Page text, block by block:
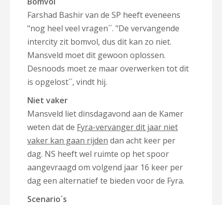
Farshad Bashir van de SP heeft eveneens
"nog heel veel vragen´´. "De vervangende
intercity zit bomvol, dus dit kan zo niet.
Mansveld moet dit gewoon oplossen.
Desnoods moet ze maar overwerken tot dit
is opgelost´´, vindt hij.
Niet vaker
Mansveld liet dinsdagavond aan de Kamer
weten dat de Fyra-vervanger dit jaar niet
vaker kan gaan rijden dan acht keer per
dag. NS heeft wel ruimte op het spoor
aangevraagd om volgend jaar 16 keer per
dag een alternatief te bieden voor de Fyra.
Scenario´s